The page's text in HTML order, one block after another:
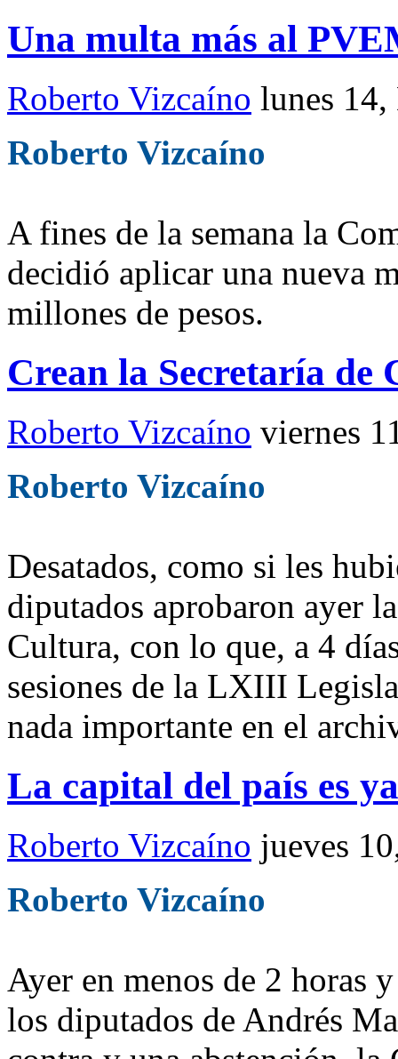
Una multa más al
Roberto Vizcaíno lunes
Roberto Vizcaíno
A fines de la semana la
decidió aplicar una nueva
millones de pesos.
Crean la Secretaría de
Roberto Vizcaíno viernes
Roberto Vizcaíno
Desatados, como si les
diputados aprobaron ayer
Cultura, con lo que, a 4
sesiones de la LXIII
nada importante en el
La capital del país es
Roberto Vizcaíno jueves
Roberto Vizcaíno
Ayer en menos de 2 horas
los diputados de Andrés